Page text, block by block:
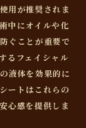
用が推奨されま
中にオイルや化
ぐことが重要で
るフェイシャル
液体を効果的に
ートはこれらの
心感を提供しま